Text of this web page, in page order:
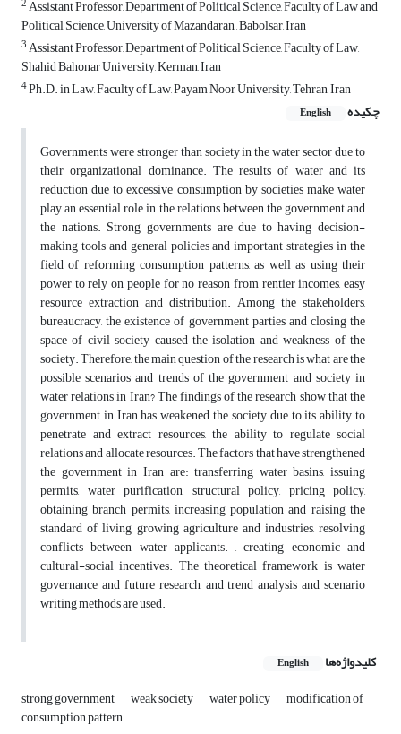
2Assistant Professor, Department of Political Science, Faculty of Law and
Political Science, University of Mazandaran , Babolsar, Iran
3Assistant Professor, Department of Political Science, Faculty of Law,
Shahid Bahonar University, Kerman, Iran
4Ph.D. in Law, Faculty of Law, Payam Noor University, Tehran, Iran
چکیده
English
Governments were stronger than society in the water sector due to
their organizational dominance. The results of water and its
reduction due to excessive consumption by societies make water
play an essential role in the relations between the government and
the nations. Strong governments are due to having decision-
making tools and general policies and important strategies in the
field of reforming consumption patterns, as well as using their
power to rely on people for no reason from rentier incomes, easy
resource extraction and distribution. Among the stakeholders,
bureaucracy, the existence of government parties and closing the
space of civil society caused the isolation and weakness of the
society. Therefore, the main question of the research is what are the
possible scenarios and trends of the government and society in
water relations in Iran? The findings of the research show that the
government in Iran has weakened the society due to its ability to
penetrate and extract resources, the ability to regulate social
relations and allocate resources. The factors that have strengthened
the government in Iran are: transferring water basins, issuing
permits, water purification, structural policy, pricing policy,
obtaining branch permits, increasing population and raising the
standard of living, growing agriculture and industries, resolving
conflicts between water applicants. , creating economic and
cultural-social incentives. The theoretical framework is water
governance and future research, and trend analysis and scenario
writing methods are used.
کلیدواژه‌ها English
strong government weak society water policy modification of
consumption pattern